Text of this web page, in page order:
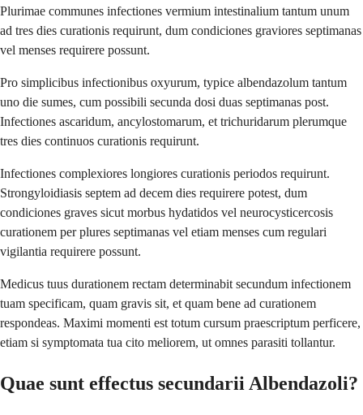
Plurimae communes infectiones vermium intestinalium tantum unum
ad tres dies curationis requirunt, dum condiciones graviores septimanas
vel menses requirere possunt.
Pro simplicibus infectionibus oxyurum, typice albendazolum tantum
uno die sumes, cum possibili secunda dosi duas septimanas post.
Infectiones ascaridum, ancylostomarum, et trichuridarum plerumque
tres dies continuos curationis requirunt.
Infectiones complexiores longiores curationis periodos requirunt.
Strongyloidiasis septem ad decem dies requirere potest, dum
condiciones graves sicut morbus hydatidos vel neurocysticercosis
curationem per plures septimanas vel etiam menses cum regulari
vigilantia requirere possunt.
Medicus tuus durationem rectam determinabit secundum infectionem
tuam specificam, quam gravis sit, et quam bene ad curationem
respondeas. Maximi momenti est totum cursum praescriptum perficere,
etiam si symptomata tua cito meliorem, ut omnes parasiti tollantur.
Quae sunt effectus secundarii Albendazoli?